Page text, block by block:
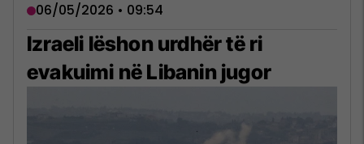
06/05/2026 • 09:54
Izraeli lëshon urdhër të ri
evakuimi në Libanin jugor